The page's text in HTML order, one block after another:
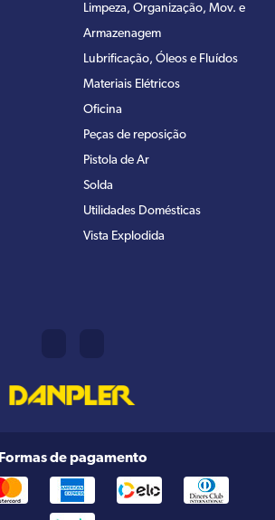
Limpeza, Organização, Mov. e
Armazenagem
Lubrificação, Óleos e Fluídos
Materiais Elétricos
Oficina
Peças de reposição
Pistola de Ar
Solda
Utilidades Domésticas
Vista Explodida
Formas de pagamento